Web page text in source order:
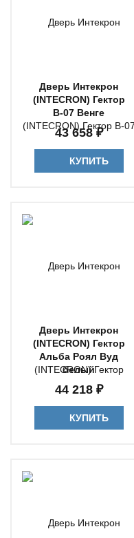
Дверь Интекрон
(INTECRON) Гектор
В-07 Венге
43 658 ₽
КУПИТЬ
Дверь Интекрон
(INTECRON) Гектор
Альба Роял Вуд
белый
44 218 ₽
КУПИТЬ